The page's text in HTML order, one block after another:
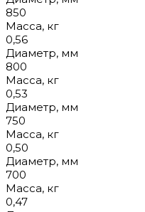
850
Масса, кг
0,56
Диаметр, мм
800
Масса, кг
0,53
Диаметр, мм
750
Масса, кг
0,50
Диаметр, мм
700
Масса, кг
0,47